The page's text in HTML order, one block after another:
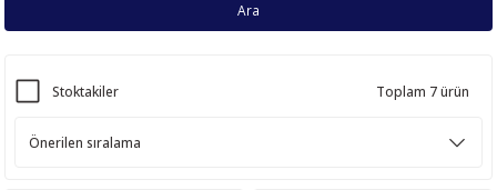
Ara
Stoktakiler Toplam 7 ürün